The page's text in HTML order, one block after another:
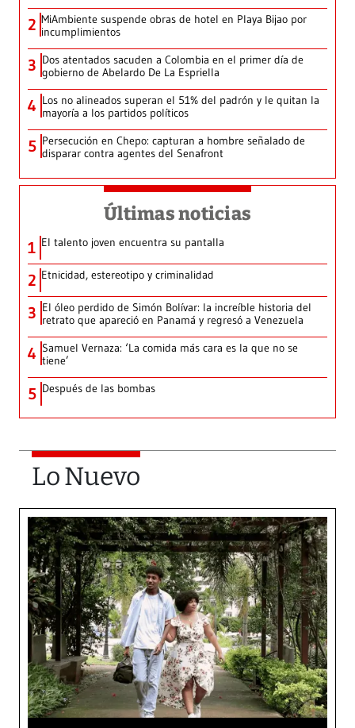
2 MiAmbiente suspende obras de hotel en Playa Bijao por
incumplimientos
3 Dos atentados sacuden a Colombia en el primer día de
gobierno de Abelardo De La Espriella
4 Los no alineados superan el 51% del padrón y le quitan la
mayoría a los partidos políticos
5 Persecución en Chepo: capturan a hombre señalado de
disparar contra agentes del Senafront
Últimas noticias
1 El talento joven encuentra su pantalla​
2 Etnicidad, estereotipo y criminalidad
3 El óleo perdido de Simón Bolívar: la increíble historia del
retrato que apareció en Panamá y regresó a Venezuela
4 Samuel Vernaza: ‘La comida más cara es la que no se
tiene’
5 Después de las bombas
Lo Nuevo